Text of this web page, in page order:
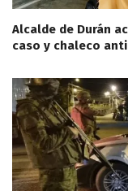
Alcalde de Durán
caso y chaleco